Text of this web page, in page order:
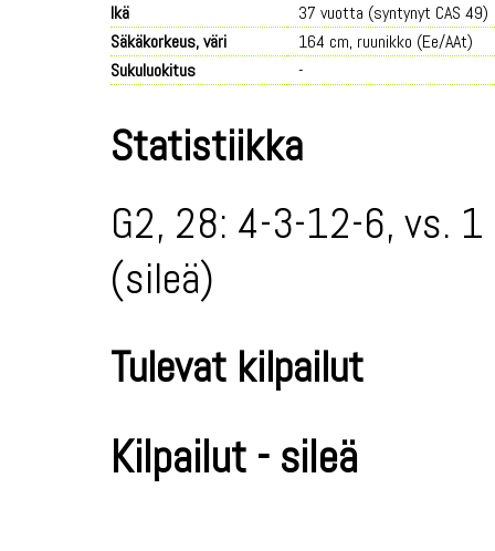
Ikä
37 vuotta (syntynyt CAS 49)
Säkäkorkeus, väri
164 cm, ruunikko (Ee/AAt)
Sukuluokitus
-
Statistiikka
G2, 28: 4-3-12-6, vs.
(sileä)
Tulevat kilpailut
Kilpailut - sileä